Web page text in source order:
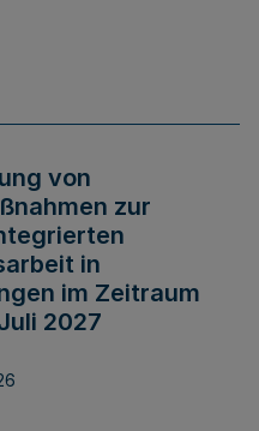
von
zur
in
im Zeitraum
2027